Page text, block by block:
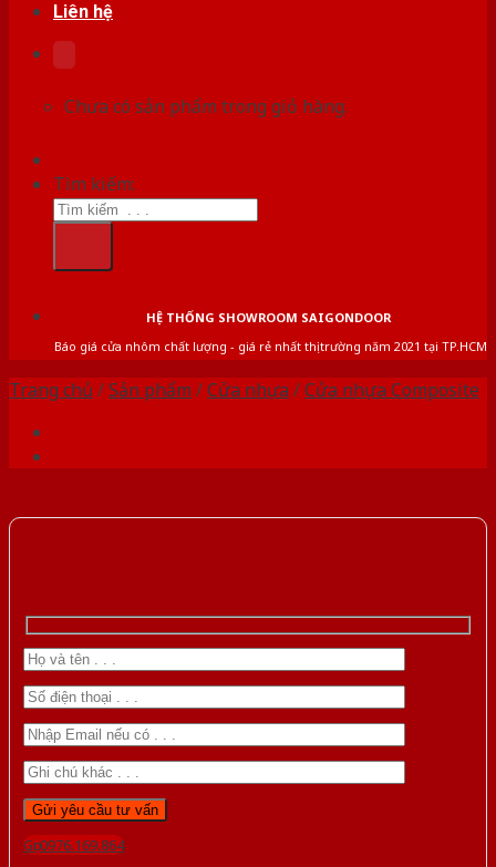
Liên hệ
Chưa có sản phẩm trong giỏ hàng.
Tìm kiếm:
HỆ THỐNG SHOWROOM SAIGONDOOR
Báo giá cửa nhôm chất lượng - giá rẻ nhất thị trường năm 2021 tại TP.HCM
Trang chủ /Sản phẩm /Cửa nhựa /Cửa nhựa Composite
Gọi 0976.169.864